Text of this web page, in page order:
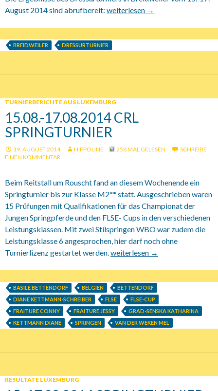
August 2014 sind abrufbereit: 15.-17.08.2014 Dressurturnier in
weiterlesen →
BREIDWEILER DRESSURTURNIER
TURNIERBERICHTE AUS LUXEMBURG
15.08.-17.08.2014 CRL
SPRINGTURNIER
19. AUGUST 2014 HIPPOLINE 258 MAL GELESEN
SCHREIBE
EINEN KOMMENTAR
Beim Reitstall um Rouscht fand an diesem Wochenende ein
Springturnier bis zur Klasse M2** statt. Ausgeschrieben waren
15 Prüfungen mit Qualifikationen für das Championat der
Jungen Springpferde und den FLSE- Cups in den verschiedenen
Leistungsklassen. Mit zwei Stilspringen WBO war zudem die
Leistungsklasse 6 angesprochen, hier darf noch ohne
Turnierlizenz gestartet werden. 15.08.-17.08.2014 CRL
weiterlesen →
BASILE BETTENDORF BELGIEN
BETTENDORF
DIANE KETTMANN-SCHREIBER
FLSE
FLSE-CUP
FRAITURE CONNY
FRAITURE JESSY
GRAD-SENSKA KATHARINA
KETTMANN DIANE
SPRINGEN VAN DER WEKEN MEL
RESULTATE LUXEMBURG